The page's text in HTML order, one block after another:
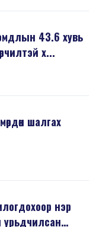
43.6 хувь
х...
шалгах
нэр